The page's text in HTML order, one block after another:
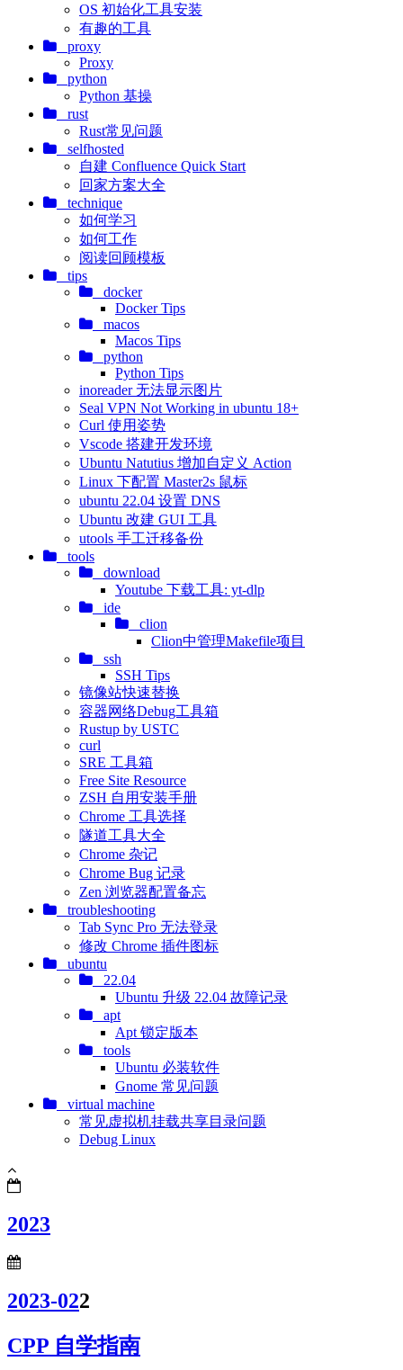
OS 初始化工具安装
有趣的工具
proxy
Proxy
python
Python 基操
rust
Rust常见问题
selfhosted
自建 Confluence Quick Start
回家方案大全
technique
如何学习
如何工作
阅读回顾模板
tips
docker
Docker Tips
macos
Macos Tips
python
Python Tips
inoreader 无法显示图片
Seal VPN Not Working in ubuntu 18+
Curl 使用姿势
Vscode 搭建开发环境
Ubuntu Natutius 增加自定义 Action
Linux 下配置 Master2s 鼠标
ubuntu 22.04 设置 DNS
Ubuntu 改建 GUI 工具
utools 手工迁移备份
tools
download
Youtube 下载工具: yt-dlp
ide
clion
Clion中管理Makefile项目
ssh
SSH Tips
镜像站快速替换
容器网络Debug工具箱
Rustup by USTC
curl
SRE 工具箱
Free Site Resource
ZSH 自用安装手册
Chrome 工具选择
隧道工具大全
Chrome 杂记
Chrome Bug 记录
Zen 浏览器配置备忘
troubleshooting
Tab Sync Pro 无法登录
修改 Chrome 插件图标
ubuntu
22.04
Ubuntu 升级 22.04 故障记录
apt
Apt 锁定版本
tools
Ubuntu 必装软件
Gnome 常见问题
virtual machine
常见虚拟机挂载共享目录问题
Debug Linux
2023
2023-022
CPP 自学指南